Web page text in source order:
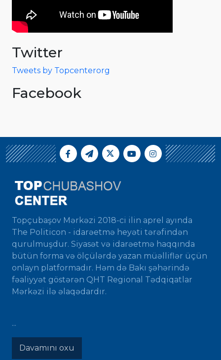
Twitter
Tweets by Topcenterorg
Facebook
Topçubaşov Mərkəzi 2018-ci ilin aprel ayında
The Politicon - idarəetmə heyəti tərəfindən
qurulmuşdur. Siyasət və idarəetmə haqqında
bütün forma və ölçülərdə yazan müəlliflər üçün
onlayn platformadır. Həm də Bakı şəhərində
fəaliyyət göstərən QHT Regional Tədqiqatlar
Mərkəzi ilə əlaqədardır.
...
Davamını oxu